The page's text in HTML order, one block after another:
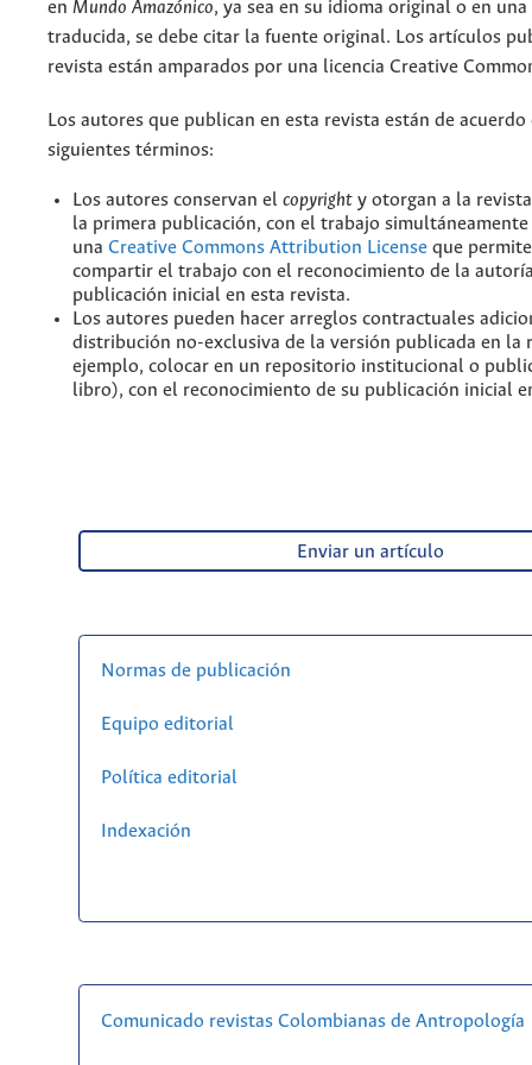
en Mundo Amazónico, ya sea en su idioma original o en
traducida, se debe citar la fuente original. Los artículos
revista están amparados por una licencia Creative
Los autores que publican en esta revista están de acuerdo
siguientes términos:
Los autores conservan el copyright y otorgan a la
la primera publicación, con el trabajo
una Creative Commons Attribution License que
compartir el trabajo con el reconocimiento de la
publicación inicial en esta revista.
Los autores pueden hacer arreglos contractuales
distribución no-exclusiva de la versión publicada en la
ejemplo, colocar en un repositorio institucional o
libro), con el reconocimiento de su publicación inicial
Enviar un artículo
Normas de publicación
Equipo editorial
Política editorial
Indexación
Comunicado revistas Colombianas de Antropología